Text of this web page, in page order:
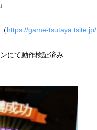
https://game-tsutaya.tsite.jp/
にて動作検証済み